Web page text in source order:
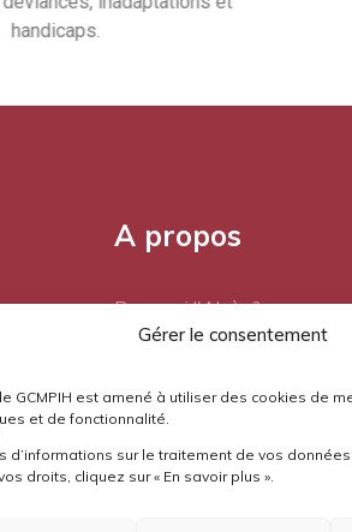
Gérer le consentement
GCMPIH est amené à utiliser des cookies de
et de fonctionnalité.
d’informations sur le traitement de vos
droits, cliquez sur « En savoir plus ».
A propos
Pourquoi l'Aloès?
Confidentialité